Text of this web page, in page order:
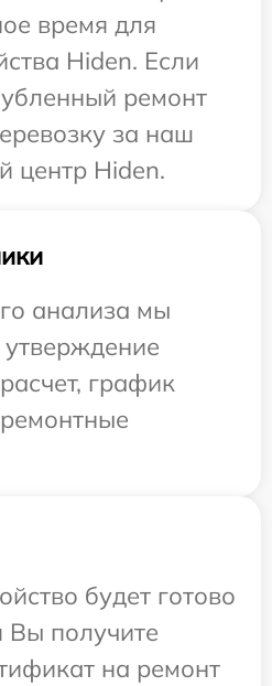
время для
Hiden. Если
ремонт
за наш
центр Hiden.
анализа мы
график
будет готово
Вы получите
на ремонт